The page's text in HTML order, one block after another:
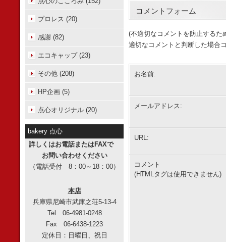
コメントフォーム
(不適切なコメントを防止するた
適切なコメントと判断した場合
お名前:
メールアドレス:
URL:
コメント
(HTMLタグは使用できません)
プロレス (20)
感謝 (82)
エコキャップ (23)
その他 (208)
HP企画 (5)
点心オリジナル (20)
bakery 点心
詳しくはお電話またはFAXで
お問い合わせください
（電話受付 8：00～18：00）
本店
兵庫県尼崎市武庫之荘5-13-4
Tel 06-4981-0248
Fax 06-6438-1223
定休日：日曜日、祝日